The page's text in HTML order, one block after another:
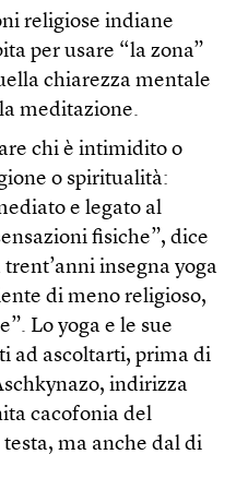
religiose indiane
per usare “la zona”
chiarezza mentale
meditazione.
chi è intimidito o
o spiritualità:
e legato al
fisiche”, dice
insegna yoga
di meno religioso,
Lo yoga e le sue
ad ascoltarti, prima di
indirizza
cacofonia del
ma anche dal di